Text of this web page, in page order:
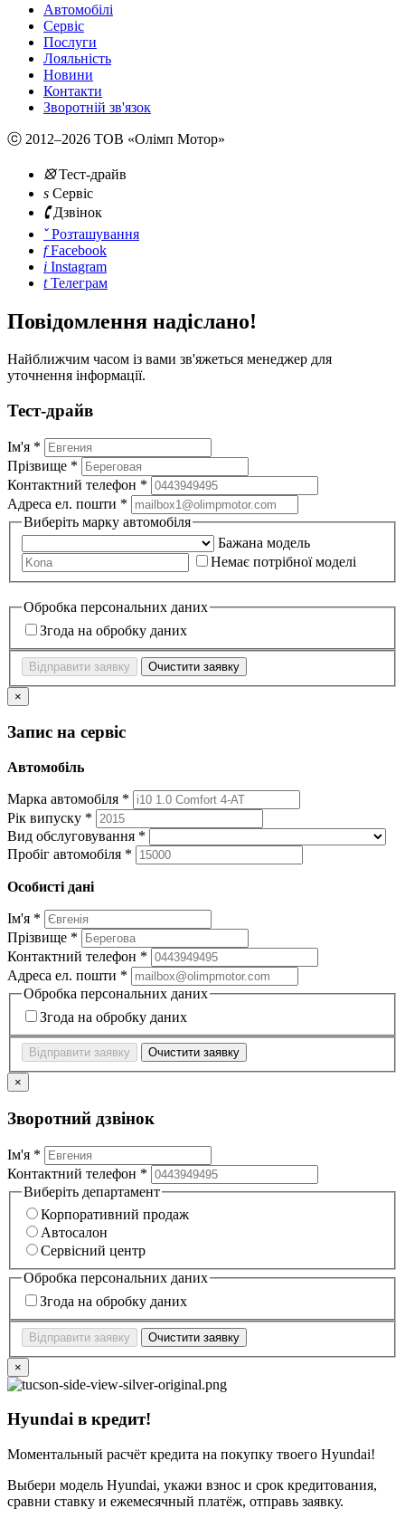
Автомобілі
Сервіс
Послуги
Лояльність
Новини
Контакти
Зворотній зв'язок
ⓒ 2012–2026 ТОВ «Олімп Мотор»
⦻ Тест-драйв
s Сервіс
🕻 Дзвінок
ˇ Розташування
f Facebook
i Instagram
t Телеграм
Повідомлення надіслано!
Найближчим часом із вами зв'яжеться менеджер для
уточнення інформації.
Тест-драйв
Ім'я *
Прізвище *
Контактний телефон *
Адреса ел. пошти *
Виберіть марку автомобіля
Бажана модель
Немає потрібної моделі
Обробка персональних даних
Згода на обробку даних
Відправити заявку Очистити заявку
×
Запис на сервіс
Автомобіль
Марка автомобіля *
Рік випуску *
Вид обслуговування *
Пробіг автомобіля *
Особисті дані
Ім'я *
Прізвище *
Контактний телефон *
Адреса ел. пошти *
Обробка персональних даних
Згода на обробку даних
Відправити заявку Очистити заявку
×
Зворотний дзвінок
Ім'я *
Контактний телефон *
Виберіть департамент
Корпоративний продаж
Автосалон
Сервісний центр
Обробка персональних даних
Згода на обробку даних
Відправити заявку Очистити заявку
×
Hyundai в кредит!
Моментальный расчёт кредита на покупку твоего Hyundai!
Выбери модель Hyundai, укажи взнос и срок кредитования,
сравни ставку и ежемесячный платёж, отправь заявку.